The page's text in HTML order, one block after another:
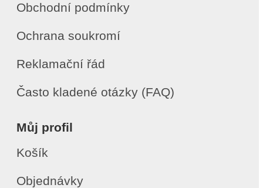
Obchodní podmínky
Ochrana soukromí
Reklamační řád
Často kladené otázky (FAQ)
Můj profil
Košík
Objednávky